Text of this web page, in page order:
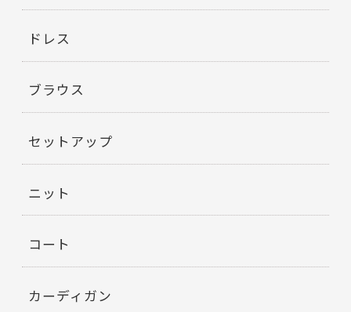
ドレス
ブラウス
セットアップ
ニット
コート
カーディガン